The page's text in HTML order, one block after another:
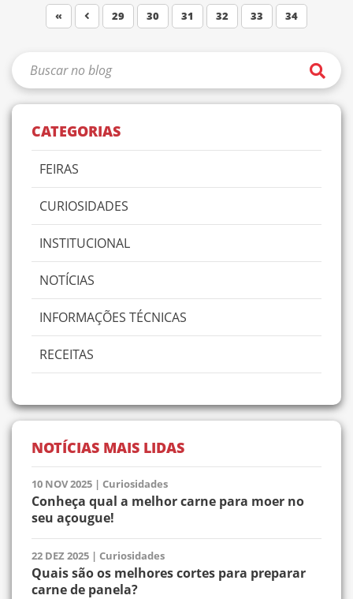
« 29 30 31 32 33 34
CATEGORIAS
FEIRAS
CURIOSIDADES
INSTITUCIONAL
NOTÍCIAS
INFORMAÇÕES TÉCNICAS
RECEITAS
NOTÍCIAS MAIS LIDAS
10 NOV 2025 | Curiosidades
Conheça qual a melhor carne para moer no
seu açougue!
22 DEZ 2025 | Curiosidades
Quais são os melhores cortes para preparar
carne de panela?